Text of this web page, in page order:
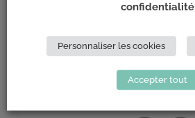
LES PARTENAIRESconfidentialité
Personnaliser les cookies
Accepter tout